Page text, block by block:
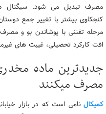
مصرف تبدیل می شود. سیگنال
کنجکاوی بیشتر با تغییر جمع
مرحله تفننی با پوشاندن بو و
افت کارکرد تحصیلی، غیبت های
جدیدترین ماده
مصرف میکنند
کمیکال نامی است که در بازار